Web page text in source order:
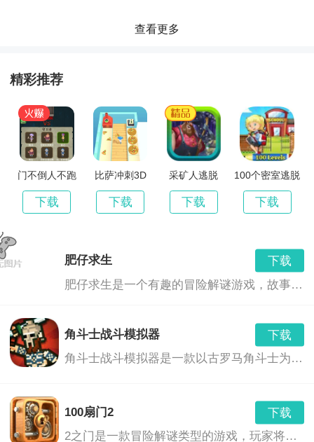
的规划，让游乐园变得美观，吸引更多的游客，丰富多
查看更多
精彩推荐
门不倒人不跑
下载
比萨冲刺3D
下载
采矿人逃脱
下载
100个密室逃脱
下载
肥仔求生
下载
肥仔求生是一个有趣的冒险解谜游戏，故事背景是一个普通的胖子，突然陷入了重重困境。你需要帮助他解开谜题，寻找线索，最终逃出生天。游戏场景丰富，谜题设计巧妙，需要你运用智慧和勇气去解决。
角斗士战斗模拟器
下载
角斗士战斗模拟器是一款以古罗马角斗士为背景的冒险解谜游戏。玩家将扮演一名角斗士，通过解决各种谜题，解开角斗场背后的秘密。游戏融合了解谜元素和战斗系统，玩家需要运用智慧和勇气，挑战各种难题，揭示隐藏在历史背后的真相。
100扇门2
下载
2之门是一款冒险解谜类型的游戏，玩家将在一个充满神秘的世界中探索，解开一系列谜题，通过一扇又一扇的门，最终找到通往下一扇门的线索。这是一款适合所有年龄段的玩家玩的游戏，因为它融合了逻辑思考、观察力、解决问题的能力和策略规划。